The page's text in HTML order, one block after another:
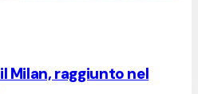
Milan, raggiunto nel